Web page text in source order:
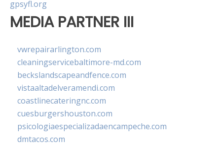
gpsyfl.org
MEDIA PARTNER III
vwrepairarlington.com
cleaningservicebaltimore-md.com
beckslandscapeandfence.com
vistaaltadelveramendi.com
coastlinecateringnc.com
cuesburgershouston.com
psicologiaespecializadaencampeche.com
dmtacos.com